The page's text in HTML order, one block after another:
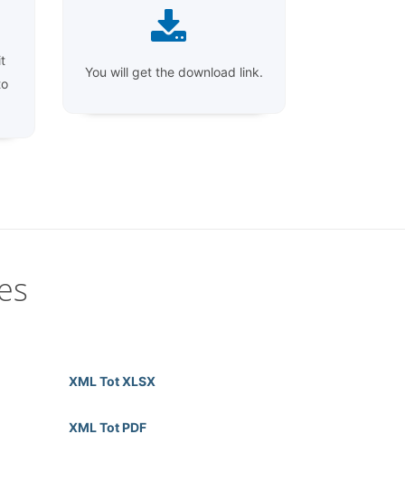
You will get the download link.
XML Tot XLSX
XML Tot PDF